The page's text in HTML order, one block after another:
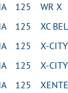
125 WR X
125 XC
125 X-CITY
125 X-CITY
125